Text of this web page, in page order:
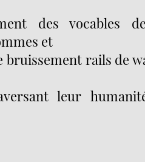
des vocables
et
bruissement rails de
leur